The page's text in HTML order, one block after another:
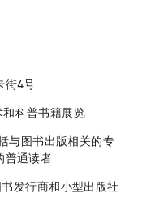
街4号
科普书籍展览
图书出版相关的专
普通读者
发行商和小型出版社